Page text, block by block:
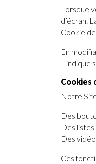
Lorsque
d’écran.
Cookie
En
Il indique
Cookies
Notre
Des
Des
Des
Ces